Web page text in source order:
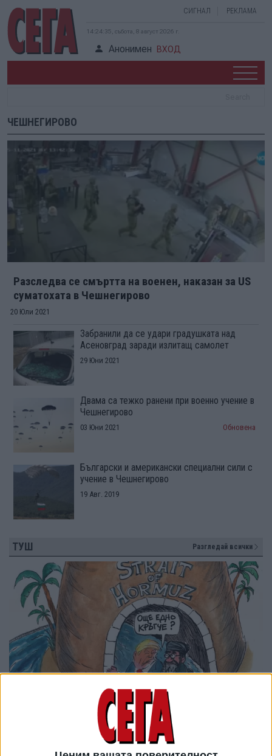
СИГНАЛ РЕКЛАМА
14:24:35, събота, 8 август 2026 г.
Анонимен ВХОД
ЧЕШНЕГИРОВО
Разследва се смъртта на военен, наказан за US
суматохата в Чешнегирово
20 Юли 2021
Забранили да се удари градушката над
Асеновград заради излитащ самолет
29 Юни 2021
Двама са тежко ранени при военно учение в
Чешнегирово
03 Юни 2021 Обновена
Български и американски специални сили с
учение в Чешнегирово
19 Авг. 2019
ТУШ Разгледай всички